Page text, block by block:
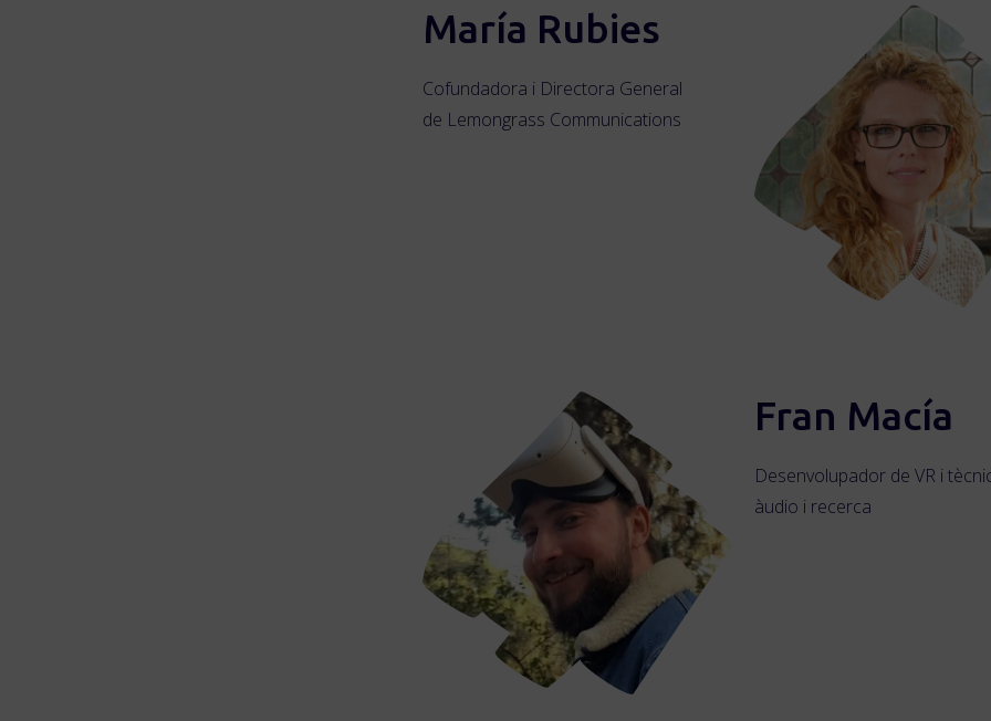
María Rubies
Cofundadora i Directora General
de Lemongrass Communications
Fran Macía
Desenvolupador de VR i
àudio i recerca